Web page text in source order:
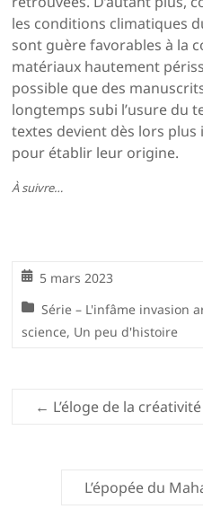
les conditions climatiques
sont guère favorables à la
matériaux hautement
possible que des
longtemps subi l’usure du
textes devient dès lors
pour établir leur origine.
À suivre…
5 mars 2023
Série – L'infâme invasion
science, Un peu d'histoire
← L’éloge de la créativité
L’épopée du